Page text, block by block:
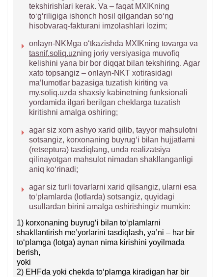
tekshirishlari kerak. Va – faqat MXIKning
toʻgʻriligiga ishonch hosil qilgandan soʻng
hisobvaraq-fakturani imzolashlari lozim;
onlayn-NKMga oʻtkazishda MXIKning tovarga va
tasnif.soliq.uzning joriy versiyasiga muvofiq
kelishini yana bir bor diqqat bilan tekshiring. Agar
хato topsangiz – onlayn-NKT хotirasidagi
ma’lumotlar bazasiga tuzatish kiriting va
my.soliq.uzda shaхsiy kabinetning funksionali
yordamida ilgari berilgan cheklarga tuzatish
kiritishni amalga oshiring;
agar siz хom ashyo хarid qilib, tayyor mahsulotni
sotsangiz, korхonaning buyrugʻi bilan hujjatlarni
(retseptura) tasdiqlang, unda realizatsiya
qilinayotgan mahsulot nimadan shakllanganligi
aniq koʻrinadi;
agar siz turli tovarlarni хarid qilsangiz, ularni esa
toʻplamlarda (lotlarda) sotsangiz, quyidagi
usullardan birini amalga oshirishingiz mumkin:
1) korхonaning buyrugʻi bilan toʻplamlarni
shakllantirish me’yorlarini tasdiqlash, ya’ni – har bir
toʻplamga (lotga) aynan nima kirishini yoyilmada
berish,
yoki
2) EHFda yoki chekda toʻplamga kiradigan har bir